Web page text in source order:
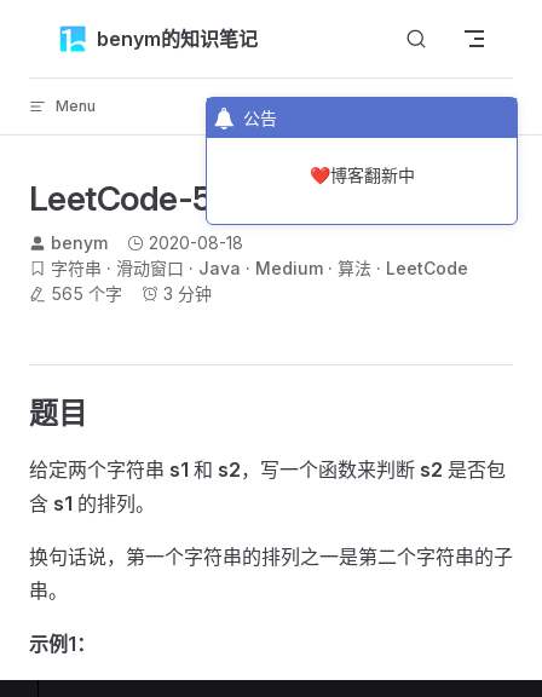
公告
❤️博客翻新中
Skip to contentbenym的知识笔记
Menu 返回顶部
LeetCode-567-字符串的排列
benym
2020-08-18
字符串
滑动窗口 Java Medium 算法
LeetCode
565 个字
3 分钟
题目
给定两个字符串 s1 和 s2，写一个函数来判断 s2 是否包
含 s1 的排列。
换句话说，第一个字符串的排列之一是第二个字符串的子
串。
示例1：